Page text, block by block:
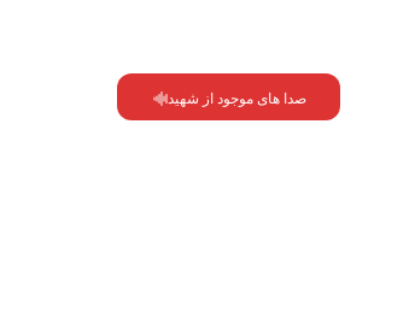
صدا های موجود از شهید